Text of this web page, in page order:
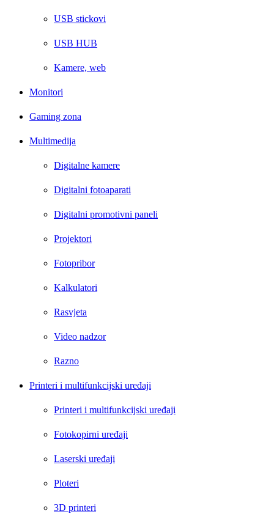
USB stickovi
USB HUB
Kamere, web
Monitori
Gaming zona
Multimedija
Digitalne kamere
Digitalni fotoaparati
Digitalni promotivni paneli
Projektori
Fotopribor
Kalkulatori
Rasvjeta
Video nadzor
Razno
Printeri i multifunkcijski uređaji
Printeri i multifunkcijski uređaji
Fotokopirni uređaji
Laserski uređaji
Ploteri
3D printeri